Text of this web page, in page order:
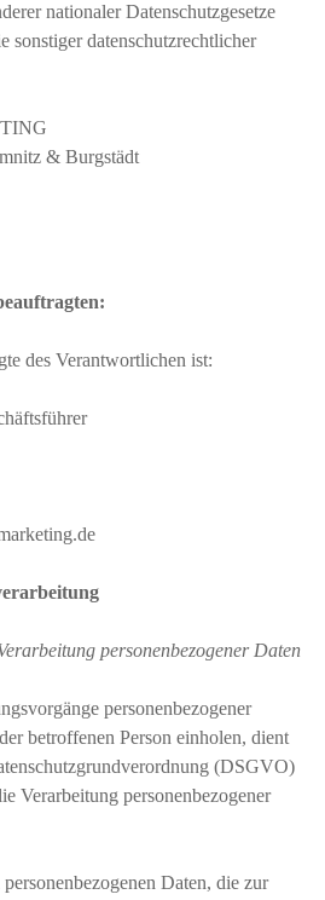
nationaler Datenschutzgesetze
sonstiger datenschutzrechtlicher
& Burgstädt
des Verantwortlichen ist:
personenbezogener Daten
personenbezogener
betroffenen Person einholen, dient
(DSGVO)
Verarbeitung personenbezogener
Daten, die zur